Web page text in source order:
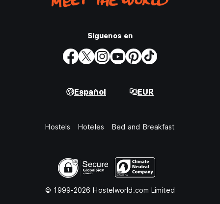
Síguenos en
Español EUR
Hostels Hoteles Bed and Breakfast
© 1999-2026 Hostelworld.com Limited